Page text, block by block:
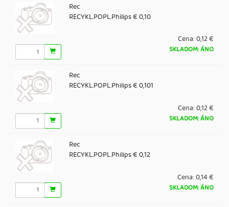
Rec
RECYKL.POPL.Philips € 0,10
Cena:0,12 €
SKLADOM: ÁNO
Rec
RECYKL.POPL.Philips € 0,101
Cena:0,12 €
SKLADOM: ÁNO
Rec
RECYKL.POPL.Philips € 0,12
Cena:0,14 €
SKLADOM: ÁNO